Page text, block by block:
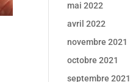
mai 2022
avril 2022
novembre 2021
octobre 2021
septembre 2021